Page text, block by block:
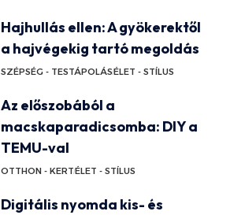
Hajhullás ellen: A gyökerektől
a hajvégekig tartó megoldás
SZÉPSÉG - TESTÁPOLÁSÉLET - STÍLUS
Az előszobából a
macskaparadicsomba: DIY a
TEMU-val
OTTHON - KERTÉLET - STÍLUS
Digitális nyomda kis- és